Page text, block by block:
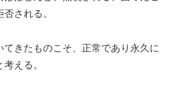
される。
てきたものこそ、正常であり永久に
える。